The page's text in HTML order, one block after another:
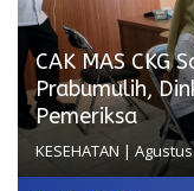
CAK MAS CKG
Prabumulih,
Pemeriksa
KESEHATAN |